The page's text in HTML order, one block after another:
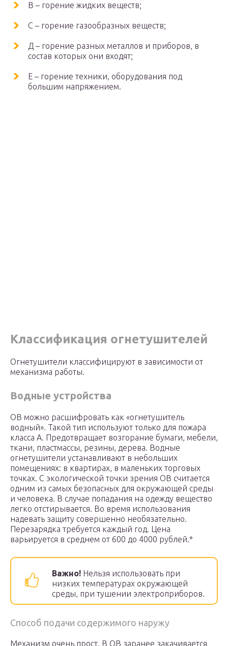
В – горение жидких веществ;
С – горение газообразных веществ;
Д – горение разных металлов и приборов, в
состав которых они входят;
Е – горение техники, оборудования под
большим напряжением.
Классификация огнетушителей
Огнетушители классифицируют в зависимости от
механизма работы.
Водные устройства
ОВ можно расшифровать как «огнетушитель
водный». Такой тип используют только для пожара
класса А. Предотвращает возгорание бумаги, мебели,
ткани, пластмассы, резины, дерева. Водные
огнетушители устанавливают в небольших
помещениях: в квартирах, в маленьких торговых
точках. С экологической точки зрения ОВ считается
одним из самых безопасных для окружающей среды
и человека. В случае попадания на одежду вещество
легко отстирывается. Во время использования
надевать защиту совершенно необязательно.
Перезарядка требуется каждый год. Цена
варьируется в среднем от 600 до 4000 рублей.*
Важно! Нельзя использовать при
низких температурах окружающей
среды, при тушении электроприборов.
Способ подачи содержимого наружу
Механизм очень прост. В ОВ заранее закачивается